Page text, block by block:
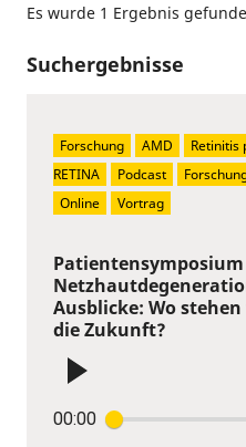
Es wurde 1 Ergebnis
Suchergebnisse
Patientensymposium
Ausblicke: Wo
die Zukunft?
00:00
Forschung AMD Retinitis
RETINA
Podcast
Online
Vortrag